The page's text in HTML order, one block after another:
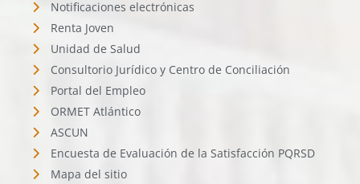
Notificaciones electrónicas
Renta Joven
Unidad de Salud
Consultorio Jurídico y Centro de Conciliación
Portal del Empleo
ORMET Atlántico
ASCUN
Encuesta de Evaluación de la Satisfacción PQRSD
Mapa del sitio